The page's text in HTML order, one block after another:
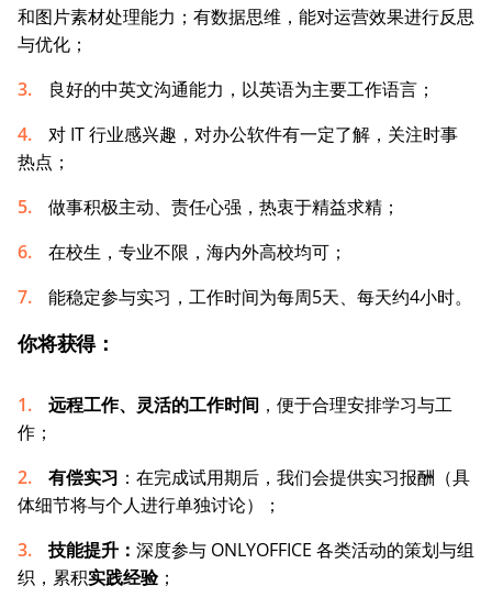
和图片素材处理能力；有数据思维，能对运营效果进行反思
与优化；
良好的中英文沟通能力，以英语为主要工作语言；
对 IT 行业感兴趣，对办公软件有一定了解，关注时事
热点；
做事积极主动、责任心强，热衷于精益求精；
在校生，专业不限，海内外高校均可；
能稳定参与实习，工作时间为每周5天、每天约4小时。
你将获得：
远程工作、灵活的工作时间 ，便于合理安排学习与工
作；
有偿实习 ：在完成试用期后，我们会提供实习报酬（具
体细节将与个人进行单独讨论）；
技能提升 ： 深度参与 ONLYOFFICE 各类活动的策划与组
织，累积实践经验；